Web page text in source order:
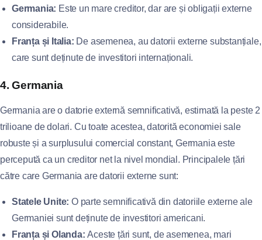
Germania: Este un mare creditor, dar are și obligații externe
considerabile.
Franța și Italia: De asemenea, au datorii externe substanțiale,
care sunt deținute de investitori internaționali.
4. Germania
Germania are o datorie externă semnificativă, estimată la peste 2
trilioane de dolari. Cu toate acestea, datorită economiei sale
robuste și a surplusului comercial constant, Germania este
percepută ca un creditor net la nivel mondial. Principalele țări
către care Germania are datorii externe sunt:
Statele Unite: O parte semnificativă din datoriile externe ale
Germaniei sunt deținute de investitori americani.
Franța și Olanda:Aceste țări sunt, de asemenea, mari